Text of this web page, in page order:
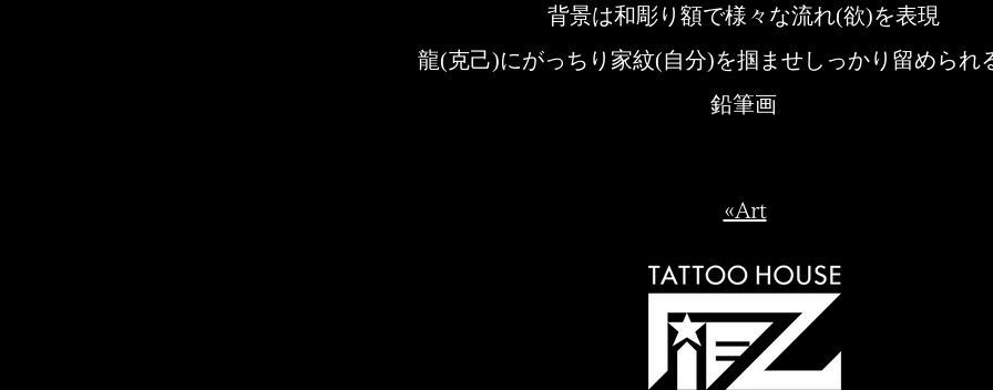
背景は和彫り額で様々な流れ(欲)を表現
龍(克己)にがっちり家紋(自分)を掴ませしっかり留められ
鉛筆画​
«Art